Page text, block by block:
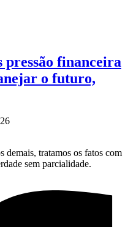
pressão financeira
o futuro,
demais, tratamos os fatos com
sem parcialidade.